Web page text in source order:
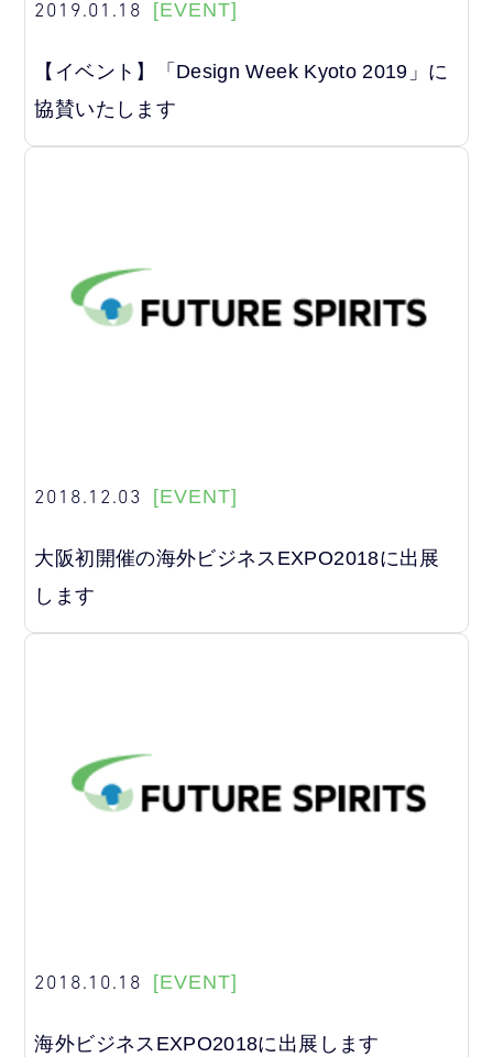
2019.01.18 [EVENT]
【イベント】「Design Week Kyoto 2019」に
協賛いたします
2018.12.03 [EVENT]
大阪初開催の海外ビジネスEXPO2018に出展
します
2018.10.18 [EVENT]
海外ビジネスEXPO2018に出展します